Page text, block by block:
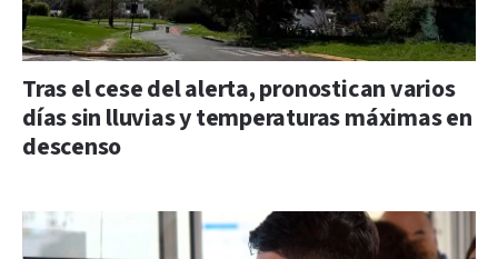
Tras el cese del alerta, pronostican varios
días sin lluvias y temperaturas máximas en
descenso